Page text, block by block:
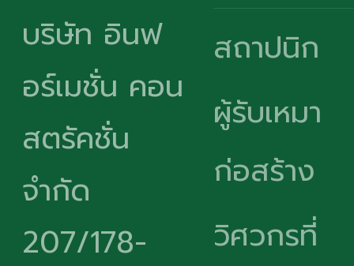
บริษัท อินฟ
อร์เมชั่น คอน
สตรัคชั่น
จำกัด
207/178-
สถาปนิก
ผู้รับเหมา
ก่อสร้าง
วิศวกรที่